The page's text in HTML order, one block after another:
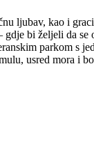
ljubav, kao i
bi željeli da
parkom s
usred mora i